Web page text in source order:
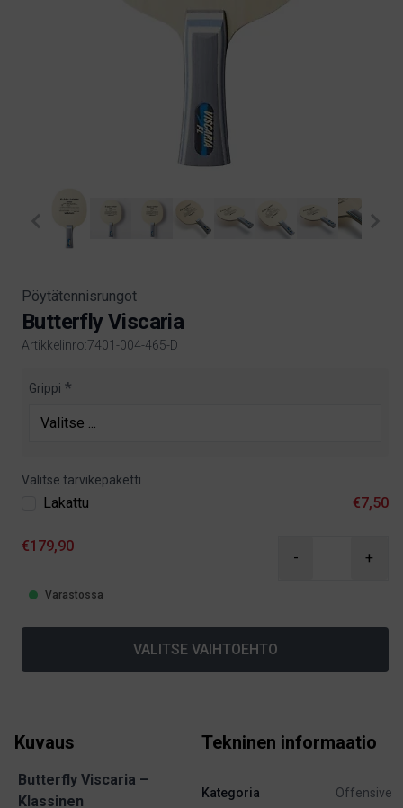
Pöytätennisrungot
Butterfly Viscaria
Artikkelinro:7401-004-465-D
Product information
Grippi
Valitse tarvikepaketti
Lakattu €7,50
€179,90
- +
Varastossa
VALITSE VAIHTOEHTO
Kuvaus
Butterfly Viscaria –
Klassinen
Tekninen informaatio
Kategoria Offensive